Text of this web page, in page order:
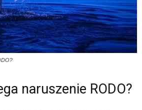
naruszenie RODO?